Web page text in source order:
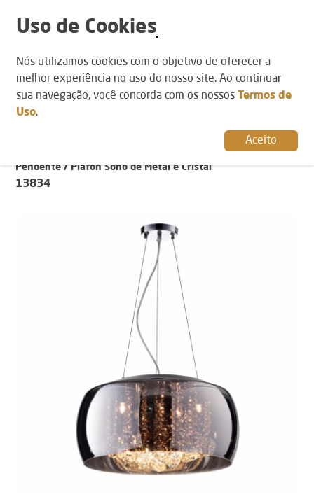
POR AMBIENTE
Sala de Jantar
Sala de Estar
Quarto
Lavabo
POR CATEGORIA
Plafons
POR ESTILO
Clássico
Pendente / Plafon Soho de Metal e Cristal
13834
Uso de Cookies
Nós utilizamos cookies com o objetivo de oferecer a
melhor experiência no uso do nosso site. Ao continuar
sua navegação, você concorda com os nossos
Termos de
Uso.
Aceito